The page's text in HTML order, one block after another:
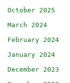
October 2025
March 2024
February 2024
January 2024
December 2023